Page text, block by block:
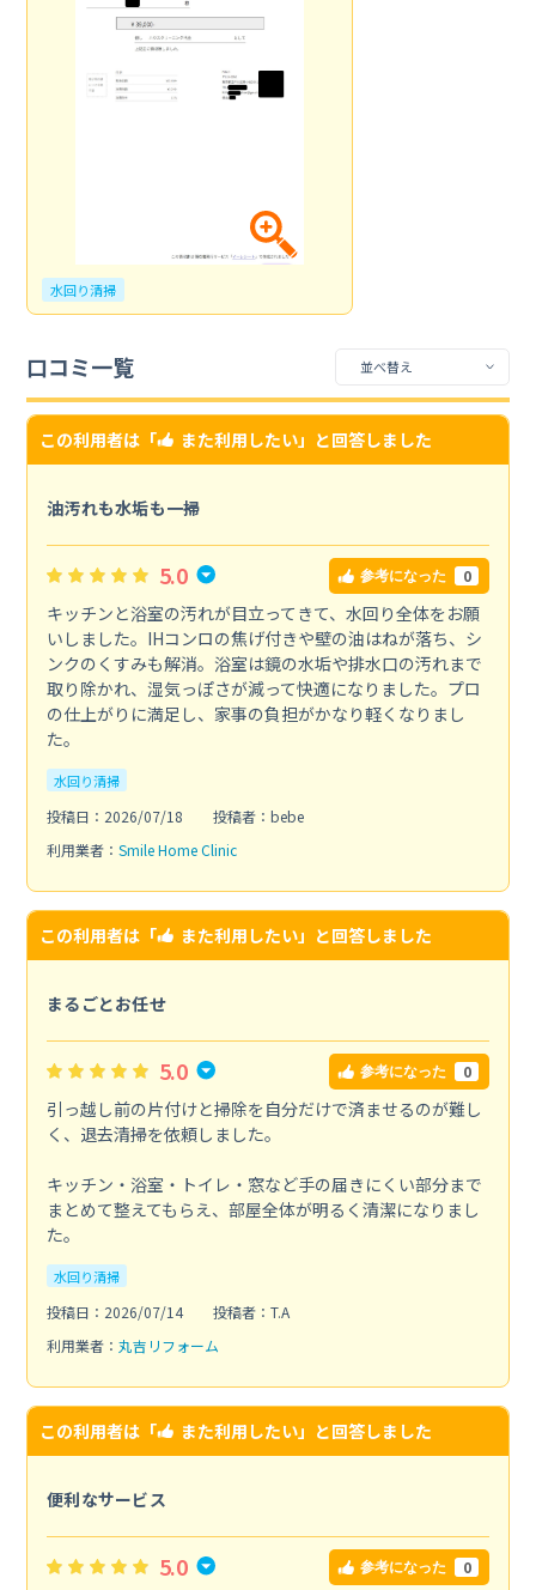
水回り清掃
口コミ一覧
この利用者は「 また利用したい」と回答しました
油汚れも水垢も一掃
5.0 参考になった 0
キッチンと浴室の汚れが目立ってきて、水回り全体をお願
いしました。IHコンロの焦げ付きや壁の油はねが落ち、シ
ンクのくすみも解消。浴室は鏡の水垢や排水口の汚れまで
取り除かれ、湿気っぽさが減って快適になりました。プロ
の仕上がりに満足し、家事の負担がかなり軽くなりまし
た。
水回り清掃
投稿日：2026/07/18
投稿者：bebe
利用業者： Smile Home Clinic
この利用者は「 また利用したい」と回答しました
まるごとお任せ
5.0 参考になった 0
引っ越し前の片付けと掃除を自分だけで済ませるのが難し
く、退去清掃を依頼しました。
キッチン・浴室・トイレ・窓など手の届きにくい部分まで
まとめて整えてもらえ、部屋全体が明るく清潔になりまし
た。
水回り清掃
投稿日：2026/07/14
投稿者：T.A
利用業者： 丸吉リフォーム
この利用者は「 また利用したい」と回答しました
便利なサービス
5.0 参考になった 0